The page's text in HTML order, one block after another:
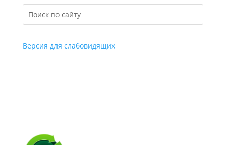
Версия для слабовидящих